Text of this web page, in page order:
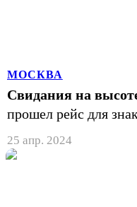
МОСКВА
Свидания на
прошел рейс для
25 апр. 2024